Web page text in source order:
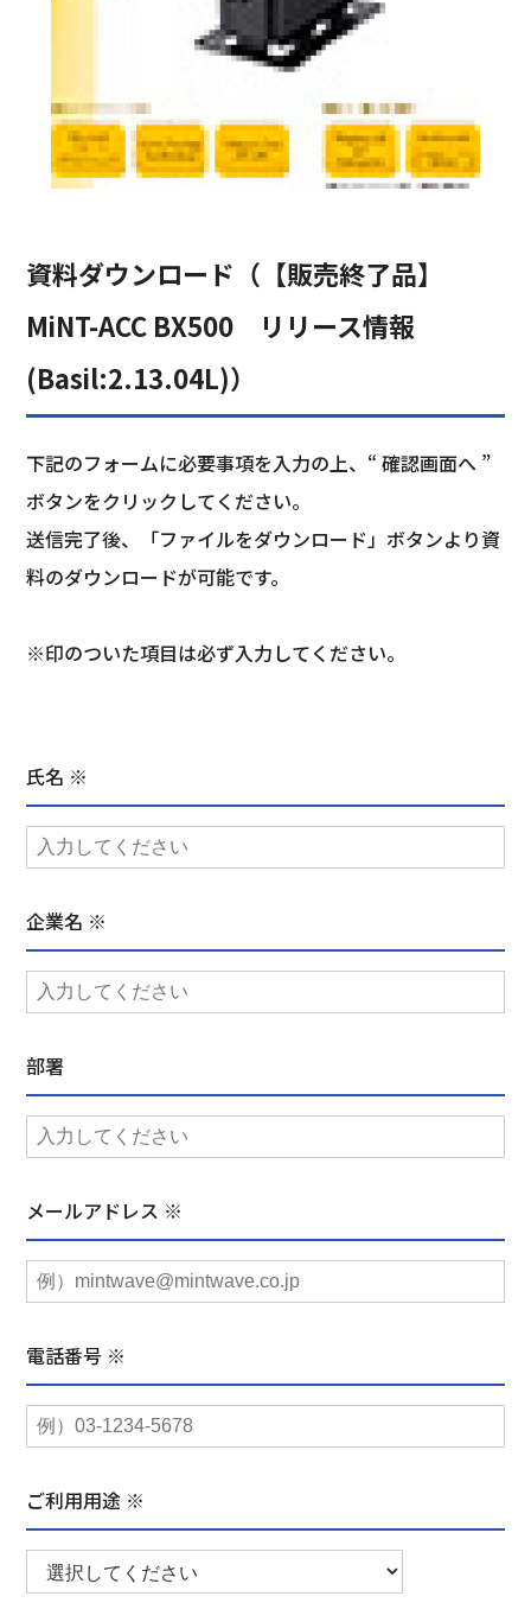
資料ダウンロード（【販売終了品】
MiNT-ACC BX500 リリース情報
(Basil:2.13.04L)）
下記のフォームに必要事項を入力の上、“ 確認画面へ ”
ボタンをクリックしてください。
送信完了後、「ファイルをダウンロード」ボタンより資
料のダウンロードが可能です。
※印のついた項目は必ず入力してください。
氏名 ※
企業名 ※
部署
メールアドレス ※
電話番号 ※
ご利用用途 ※